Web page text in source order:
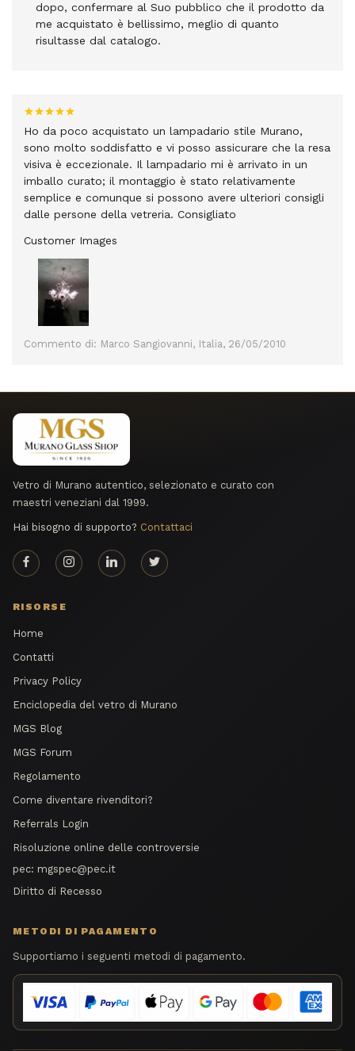
dopo, confermare al Suo pubblico che il prodotto da
me acquistato è bellissimo, meglio di quanto
risultasse dal catalogo.
Ho da poco acquistato un lampadario stile Murano,
sono molto soddisfatto e vi posso assicurare che la resa
visiva è eccezionale. Il lampadario mi è arrivato in un
imballo curato; il montaggio è stato relativamente
semplice e comunque si possono avere ulteriori consigli
dalle persone della vetreria. Consigliato
Customer Images
Commento di: Marco Sangiovanni, Italia, 26/05/2010
Vetro di Murano autentico, selezionato e curato con
maestri veneziani dal 1999.
Hai bisogno di supporto? Contattaci
RISORSE
Home
Contatti
Privacy Policy
Enciclopedia del vetro di Murano
MGS Blog
MGS Forum
Regolamento
Come diventare rivenditori?
Referrals Login
Risoluzione online delle controversie
pec: mgspec@pec.it
Diritto di Recesso
METODI DI PAGAMENTO
Supportiamo i seguenti metodi di pagamento.